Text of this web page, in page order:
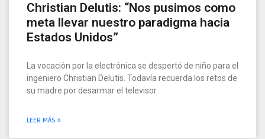
Christian Delutis: “Nos pusimos como
meta llevar nuestro paradigma hacia
Estados Unidos”
La vocación por la electrónica se despertó de niño para el
ingeniero Christian Delutis. Todavía recuerda los retos de
su madre por desarmar el televisor
LEER MÁS »